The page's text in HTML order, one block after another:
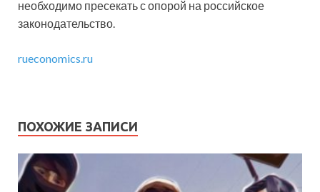
необходимо пресекать с опорой на российское
законодательство.
rueconomics.ru
ПОХОЖИЕ ЗАПИСИ